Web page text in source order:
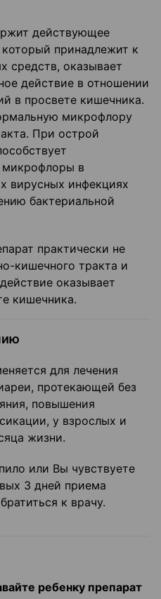
действующее
принадлежит к
средств, оказывает
действие в отношении
в просвете кишечника.
микрофлору
При острой
микрофлоры в
вирусных инфекциях
бактериальной
практически не
кишечного тракта и
оказывает
кишечника.
для лечения
протекающей без
повышения
у взрослых и
жизни.
или Вы чувствуете
3 дней приема
к врачу.
ребенку препарат